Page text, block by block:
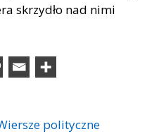
skrzydło nad nimi
polityczne